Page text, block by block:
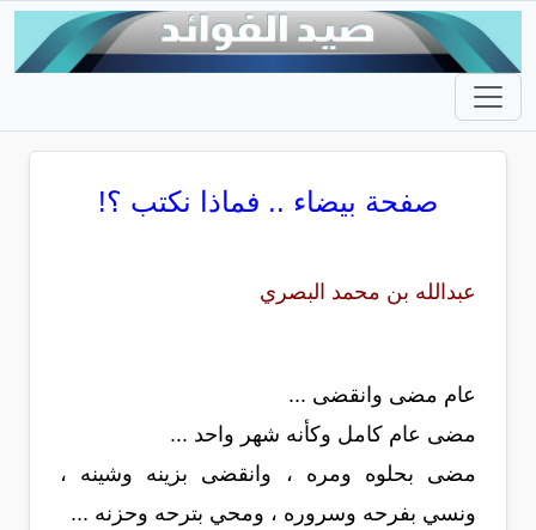
صفحة بيضاء .. فماذا نكتب ؟!
عبدالله بن محمد البصري
عام مضى وانقضى ...
مضى عام كامل وكأنه شهر واحد ...
مضى بحلوه ومره ، وانقضى بزينه وشينه ،
ونسي بفرحه وسروره ، ومحي بترحه وحزنه ...